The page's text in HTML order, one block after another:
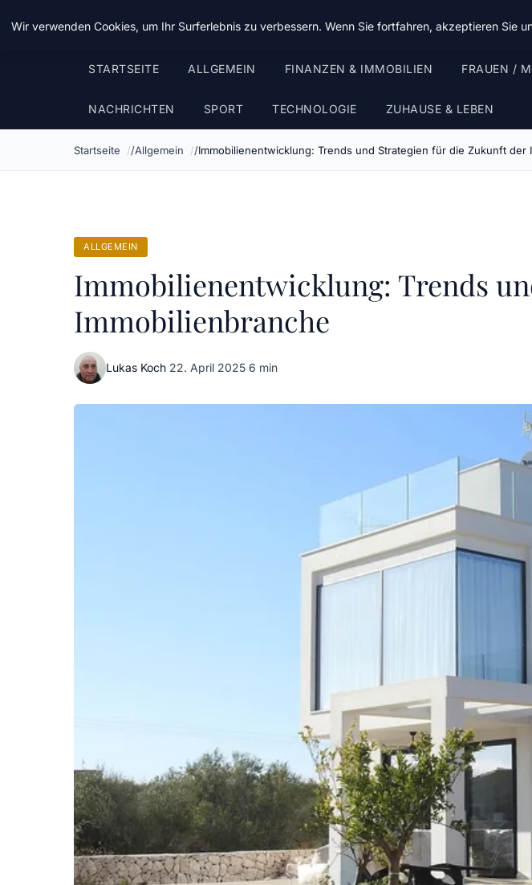
Chinavisum24
STARTSEITE ALLGEMEIN FINANZEN & IMMOBILIEN FRAUEN /
NACHRICHTEN SPORT TECHNOLOGIE ZUHAUSE & LEBEN
Startseite Allgemein Immobilienentwicklung: Trends und Strategien für die Zukunft der
ALLGEMEIN
Immobilienentwicklung: Trends
Immobilienbranche
Lukas Koch·22. April 2025·6 min
Wir verwenden Cookies, um Ihr Surferlebnis zu verbessern. Wenn Sie fortfahren, akzeptieren Sie